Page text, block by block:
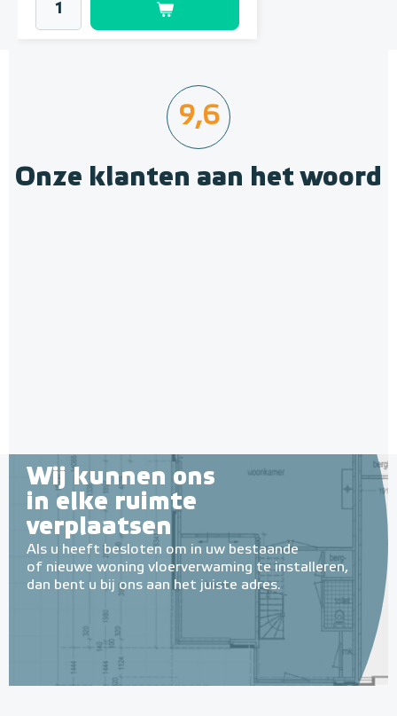
9,6
Onze klanten aan het woord
Wij kunnen ons
in elke ruimte
verplaatsen
Als u heeft besloten om in uw bestaande
of nieuwe woning vloerverwaming te installeren,
dan bent u bij ons aan het juiste adres.